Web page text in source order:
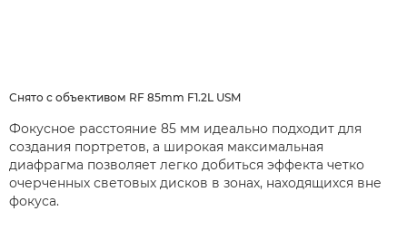
Снято с объективом RF 85mm F1.2L USM
Фокусное расстояние 85 мм идеально подходит для
создания портретов, а широкая максимальная
диафрагма позволяет легко добиться эффекта четко
очерченных световых дисков в зонах, находящихся вне
фокуса.